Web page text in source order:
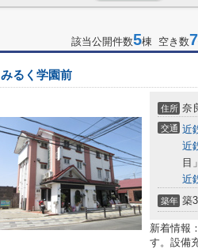
該当公開件数5棟 空き数7
みるく学園前
住所 奈
交通 近
近
目
近
築年 築
新着情報
す。設備